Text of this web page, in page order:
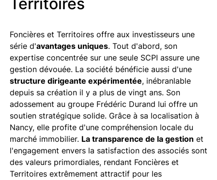
Foncières et Territoires offre aux investisseurs une
série d'avantages uniques. Tout d'abord, son
expertise concentrée sur une seule SCPI assure une
gestion dévouée. La société bénéficie aussi d'une
structure dirigeante expérimentée, inébranlable
depuis sa création il y a plus de vingt ans. Son
adossement au groupe Frédéric Durand lui offre un
soutien stratégique solide. Grâce à sa localisation à
Nancy, elle profite d'une compréhension locale du
marché immobilier. La transparence de la gestion et
l'engagement envers la satisfaction des associés sont
des valeurs primordiales, rendant Foncières et
Territoires extrêmement attractif pour les